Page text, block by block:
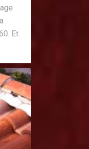
Et